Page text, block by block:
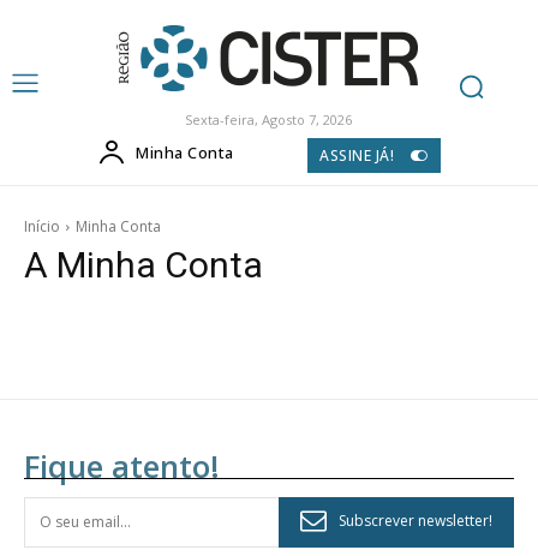
Planos de Assinatura
Faça-se assinante do Região de Cister e ajude-nos a manter este serviço
Sexta-feira, Agosto 7, 2026
Minha Conta ASSINE JÁ!
Início Minha Conta
A Minha Conta
Fique atento!
Subscrever newsletter!